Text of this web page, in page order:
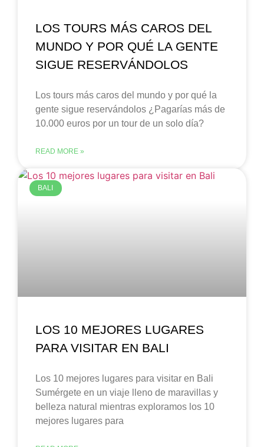
LOS TOURS MÁS CAROS DEL
MUNDO Y POR QUÉ LA GENTE
SIGUE RESERVÁNDOLOS
Los tours más caros del mundo y por qué la
gente sigue reservándolos ¿Pagarías más de
10.000 euros por un tour de un solo día?
READ MORE »
BALI
LOS 10 MEJORES LUGARES
PARA VISITAR EN BALI
Los 10 mejores lugares para visitar en Bali
Sumérgete en un viaje lleno de maravillas y
belleza natural mientras exploramos los 10
mejores lugares para